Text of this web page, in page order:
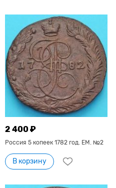
2 400 ₽
Россия 5 копеек 1782 год. ЕМ. №2
В корзину